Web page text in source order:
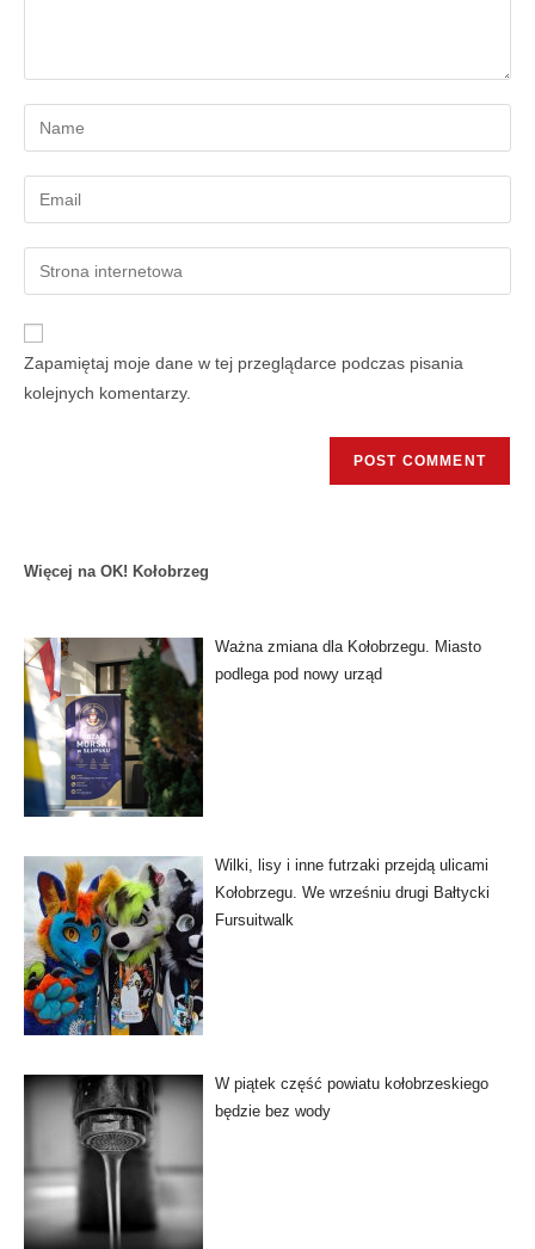
Zapamiętaj moje dane w tej przeglądarce podczas pisania
kolejnych komentarzy.
Więcej na OK! Kołobrzeg
Ważna zmiana dla Kołobrzegu. Miasto
podlega pod nowy urząd
Wilki, lisy i inne futrzaki przejdą ulicami
Kołobrzegu. We wrześniu drugi Bałtycki
Fursuitwalk
W piątek część powiatu kołobrzeskiego
będzie bez wody